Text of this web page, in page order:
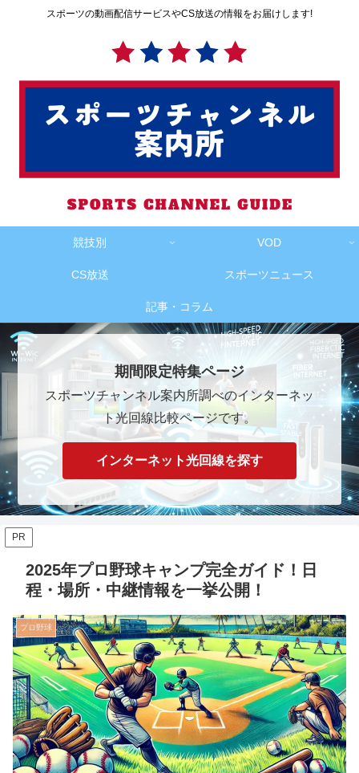
スポーツの動画配信サービスやCS放送の情報をお届けします!
競技別 VOD
CS放送 スポーツニュース
記事・コラム
期間限定特集ページ
スポーツチャンネル案内所調べのインターネッ
ト光回線比較ページです。
インターネット光回線を探す
PR
2025年プロ野球キャンプ完全ガイド！日
程・場所・中継情報を一挙公開！
プロ野球